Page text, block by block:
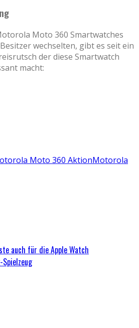
Moto 360 Smartwatches
wechselten, gibt es seit ein
der diese Smartwatch
macht:
Moto 360 AktionMotorola
auch für die Apple Watch